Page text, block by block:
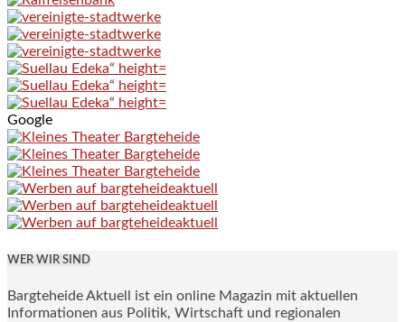
Google
WER WIR SIND
Bargteheide Aktuell ist ein online Magazin mit aktuellen
Informationen aus Politik, Wirtschaft und regionalen